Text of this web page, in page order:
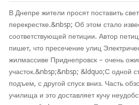
В Днепре жители просят поставить
перекрестке.&nbsp; Об этом стало
соответствующей петиции. Автор
пишет, что пресечение улиц
жилмассиве Приднепровск – очень
участок.&nbsp;&nbsp; &ldquo;С одной
подъем, с другой спуск вниз. Часть
училища и это доставляет кучу